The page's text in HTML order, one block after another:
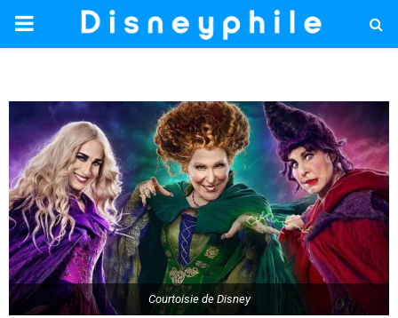
PRIMARY
Courtoisie de Disney